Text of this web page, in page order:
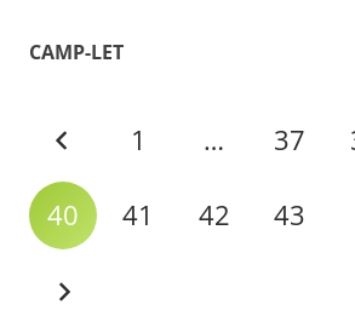
CAMP-LET
1 … 37
40 41 42 43